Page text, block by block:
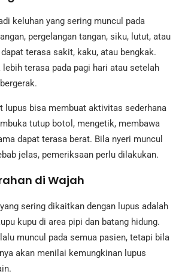
keluhan yang sering muncul pada
pergelangan tangan, siku, lutut, atau
terasa sakit, kaku, atau bengkak.
lebih terasa pada pagi hari atau setelah
lupus bisa membuat aktivitas sederhana
tutup botol, mengetik, membawa
dapat terasa berat. Bila nyeri muncul
jelas, pemeriksaan perlu dilakukan.
di Wajah
sering dikaitkan dengan lupus adalah
kupu di area pipi dan batang hidung.
muncul pada semua pasien, tetapi bila
akan menilai kemungkinan lupus